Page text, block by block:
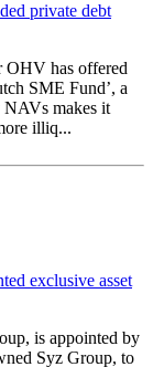
private debt
OHV has offered
SME Fund’, a
NAVs makes it
illiq...
exclusive asset
is appointed by
Syz Group, to